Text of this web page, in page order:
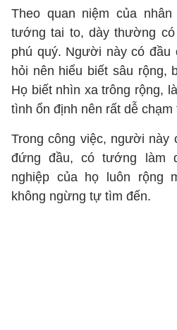
Theo quan niệm của
tướng tai to, dày thường
phú quý. Người này có đầu
hỏi nên hiểu biết sâu rộng,
Họ biết nhìn xa trông rộng,
tình ổn định nên rất dễ
Trong công việc, người này
đứng đầu, có tướng làm
nghiệp của họ luôn rộng
không ngừng tự tìm đến.